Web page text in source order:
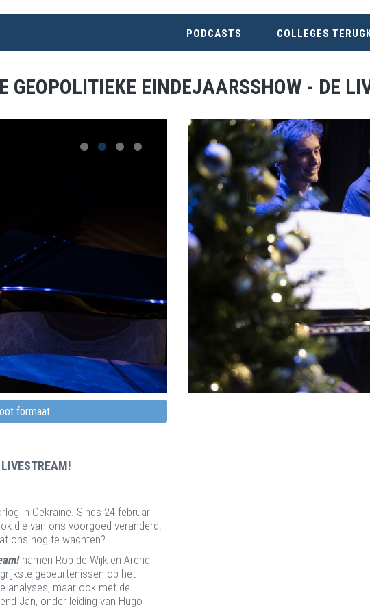
PODCASTS COLLEGES
GEOPOLITIEKE EINDEJAARSSHOW - DE
formaat
in Oekraïne. Sinds 24 februari
die van ons voorgoed veranderd.
ons nog te wachten?
namen Rob de Wijk en Arend
gebeurtenissen op het
analyses, maar ook met de
Jan, onder leiding van Hugo